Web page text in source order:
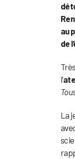
au
de
l’
La